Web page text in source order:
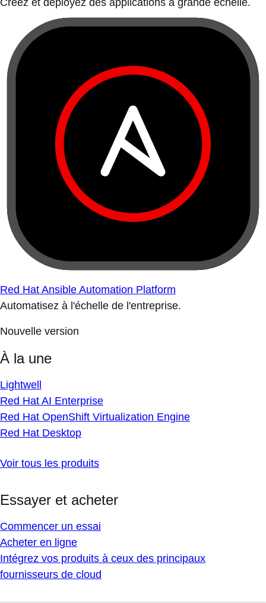
Créez et déployez des applications à grande échelle.
Red Hat Ansible Automation Platform
Automatisez à l'échelle de l'entreprise.
Nouvelle version
À la une
Lightwell
Red Hat AI Enterprise
Red Hat OpenShift Virtualization Engine
Red Hat Desktop
Voir tous les produits
Essayer et acheter
Commencer un essai
Acheter en ligne
Intégrez vos produits à ceux des principaux
fournisseurs de cloud